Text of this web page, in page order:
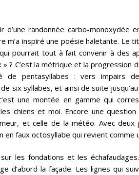
d’une randonnée carbo-monoxydée
m’a inspiré une poésie haletante. Le
pourrait tout à fait convenir à des
? C’est la métrique et la
de pentasyllabes : vers impairs
six syllabes, et ainsi de suite
une montée en gamme qui
chiens et moi. Encore une
et celle de la météo. Avec
en faux octosyllabe qui revient
les fondations et les
d’abord la façade. Les lignes qui